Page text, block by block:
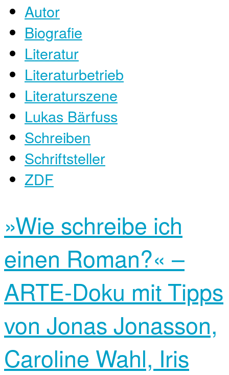
Autor
Biografie
Literatur
Literaturbetrieb
Literaturszene
Lukas Bärfuss
Schreiben
Schriftsteller
ZDF
»Wie schreibe ich
einen Roman?« –
ARTE-Doku mit Tipps
von Jonas Jonasson,
Caroline Wahl, Iris